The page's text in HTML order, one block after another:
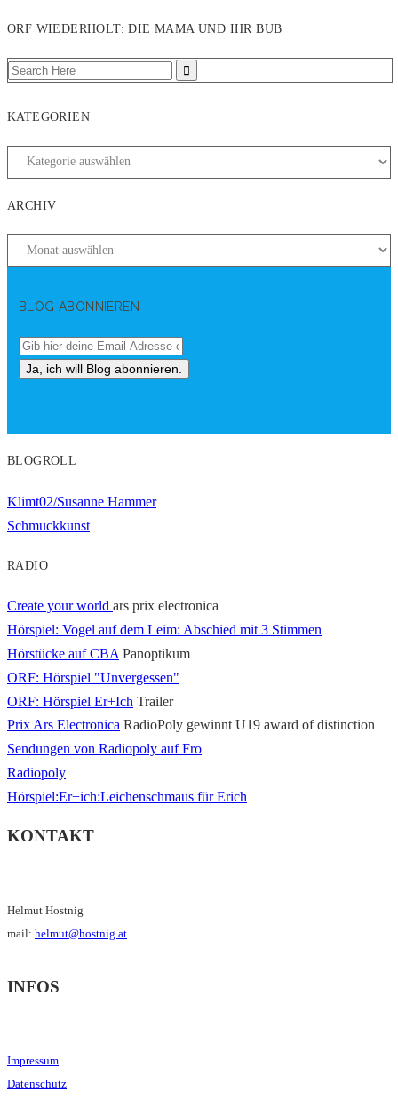
ORF WIEDERHOLT: DIE MAMA UND IHR BUB
KATEGORIEN
ARCHIV
BLOG ABONNIEREN
BLOGROLL
Klimt02/Susanne Hammer
Schmuckkunst
RADIO
Create your world ars prix electronica
Hörspiel: Vogel auf dem Leim: Abschied mit 3 Stimmen
Hörstücke auf CBA Panoptikum
ORF: Hörspiel "Unvergessen"
ORF: Hörspiel Er+Ich Trailer
Prix Ars Electronica RadioPoly gewinnt U19 award of distinction
Sendungen von Radiopoly auf Fro
Radiopoly
Hörspiel:Er+ich:Leichenschmaus für Erich
KONTAKT
Helmut Hostnig
mail: helmut@hostnig.at
INFOS
Impressum
Datenschutz